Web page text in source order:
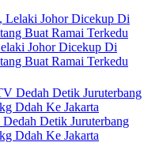
Johor Dicekup Di
Buat Ramai Terkedu
Detik Juruterbang
Ddah Ke Jakarta